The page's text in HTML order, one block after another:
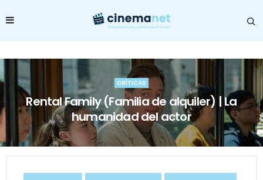
CRÍTICAS
Rental Family (Familia de alquiler) | La
humanidad del actor